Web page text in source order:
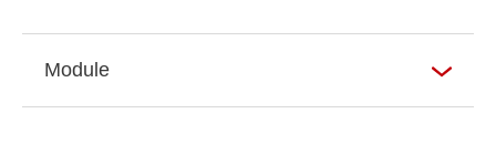
Module